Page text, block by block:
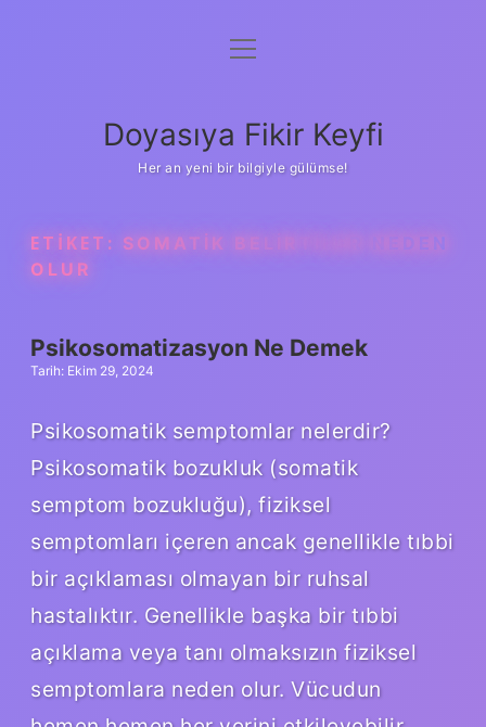
Anasayfa
Yasal Uyarı
menüyü
Doyasıya Fikir Keyfi
Her an yeni bir bilgiyle gülümse!
ETIKET: SOMATIK BELIRTILER NEDEN
OLUR
Psikosomatizasyon Ne Demek
Tarih: Ekim 29, 2024
Psikosomatik semptomlar nelerdir?
Psikosomatik bozukluk (somatik
semptom bozukluğu), fiziksel
semptomları içeren ancak genellikle tıbbi
bir açıklaması olmayan bir ruhsal
hastalıktır. Genellikle başka bir tıbbi
açıklama veya tanı olmaksızın fiziksel
semptomlara neden olur. Vücudun